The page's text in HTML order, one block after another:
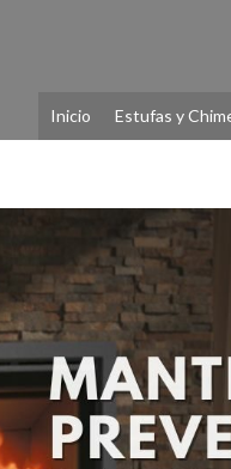
Inicio Estufas y